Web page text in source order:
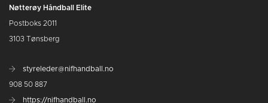
Nøtterøy Håndball Elite
Postboks 2011
3103 Tønsberg
styreleder@nifhandball.no
908 50 887
https://nifhandball.no